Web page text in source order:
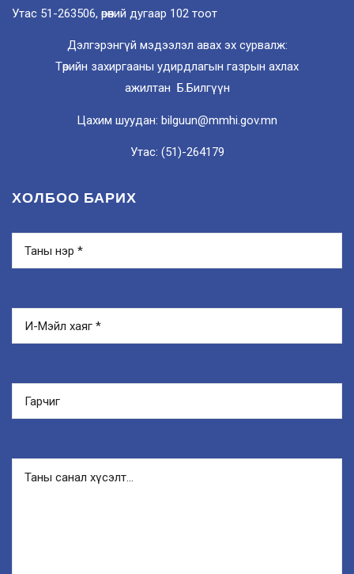
Утас 51-263506, өрөөний дугаар 102 тоот
Дэлгэрэнгүй мэдээлэл авах эх сурвалж:
Төрийн захиргааны удирдлагын газрын ахлах
ажилтан Б.Билгүүн
Цахим шуудан: bilguun@mmhi.gov.mn
Утас: (51)-264179
ХОЛБОО БАРИХ